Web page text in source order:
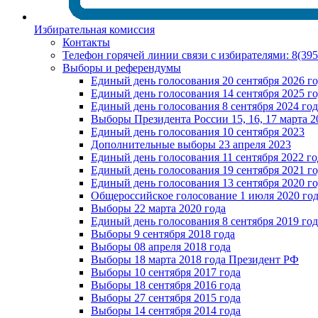
Избирательная комиссия
Контакты
Телефон горячей линии связи с избирателями:
Выборы и референдумы
Единый день голосования 20 сентября 2026
Единый день голосования 14 сентября 2025
Единый день голосования 8 сентября 2024
Выборы Президента России 15, 16, 17 марта
Единый день голосования 10 сентября 2023
Дополнительные выборы 23 апреля 2023
Единый день голосования 11 сентября 2022
Единый день голосования 19 сентября 2021
Единый день голосования 13 сентября 2020
Общероссийское голосование 1 июля 2020
Выборы 22 марта 2020 года
Единый день голосования 8 сентября 2019
Выборы 9 сентября 2018 года
Выборы 08 апреля 2018 года
Выборы 18 марта 2018 года Президент РФ
Выборы 10 сентября 2017 года
Выборы 18 сентября 2016 года
Выборы 27 сентября 2015 года
Выборы 14 сентября 2014 года